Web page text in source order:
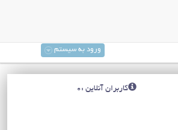
ورود به سیستم
کاربران آنلاین :0